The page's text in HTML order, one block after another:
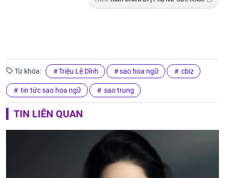
Từ khóa: Triệu Lệ Dĩnh sao hoa ngữ cbiz
tin tức sao hoa ngữ sao trung
TIN LIÊN QUAN